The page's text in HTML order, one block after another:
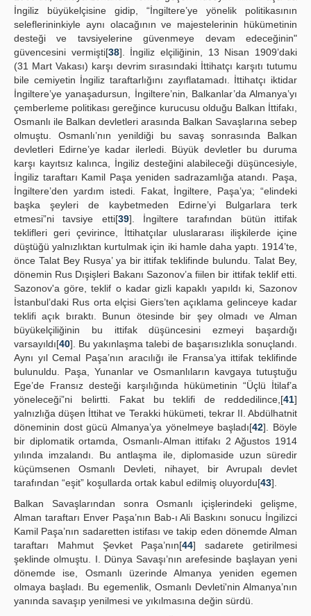
İngiliz büyükelçisine gidip, “İngiltere’ye yönelik politikasının
seleflerininkiyle aynı olacağının ve majestelerinin hükümetinin
desteği ve tavsiyelerine güvenmeye devam edeceğinin"
güvencesini vermişti[38]. İngiliz elçiliğinin, 13 Nisan 1909’daki
(31 Mart Vakası) karşı devrim sırasındaki İttihatçı karşıtı tutumu
bile cemiyetin İngiliz taraftarlığını zayıflatamadı. İttihatçı iktidar
İngiltere’ye yanaşadursun, İngiltere’nin, Balkanlar’da Almanya’yı
çemberleme politikası gereğince kurucusu olduğu Balkan İttifakı,
Osmanlı ile Balkan devletleri arasında Balkan Savaşlarına sebep
olmuştu. Osmanlı’nın yenildiği bu savaş sonrasında Balkan
devletleri Edirne’ye kadar ilerledi. Büyük devletler bu duruma
karşı kayıtsız kalınca, İngiliz desteğini alabileceği düşüncesiyle,
İngiliz taraftarı Kamil Paşa yeniden sadrazamlığa atandı. Paşa,
İngiltere’den yardım istedi. Fakat, İngiltere, Paşa’ya; “elindeki
başka şeyleri de kaybetmeden Edirne’yi Bulgarlara terk
etmesi”ni tavsiye etti[39]. İngiltere tarafından bütün ittifak
teklifleri geri çevirince, İttihatçılar uluslararası ilişkilerde içine
düştüğü yalnızlıktan kurtulmak için iki hamle daha yaptı. 1914’te,
önce Talat Bey Rusya’ ya bir ittifak teklifinde bulundu. Talat Bey,
dönemin Rus Dışişleri Bakanı Sazonov’a fiilen bir ittifak teklif etti.
Sazonov'a göre, teklif o kadar gizli kapaklı yapıldı ki, Sazonov
İstanbul’daki Rus orta elçisi Giers’ten açıklama gelinceye kadar
teklifi açık bıraktı. Bunun ötesinde bir şey olmadı ve Alman
büyükelçiliğinin bu ittifak düşüncesini ezmeyi başardığı
varsayıldı[40]. Bu yakınlaşma talebi de başarısızlıkla sonuçlandı.
Aynı yıl Cemal Paşa’nın aracılığı ile Fransa’ya ittifak teklifinde
bulunuldu. Paşa, Yunanlar ve Osmanlıların kavgaya tutuştuğu
Ege’de Fransız desteği karşılığında hükümetinin “Üçlü İtilaf’a
yöneleceği”ni belirtti. Fakat bu teklifi de reddedilince,[41]
yalnızlığa düşen İttihat ve Terakki hükümeti, tekrar II. Abdülhatnit
döneminin dost gücü Almanya’ya yönelmeye başladı[42]. Böyle
bir diplomatik ortamda, Osmanlı-Alman ittifakı 2 Ağustos 1914
yılında imzalandı. Bu antlaşma ile, diplomaside uzun süredir
küçümsenen Osmanlı Devleti, nihayet, bir Avrupalı devlet
tarafından “eşit” koşullarda ortak kabul edilmiş oluyordu[43].
Balkan Savaşlarından sonra Osmanlı içişlerindeki gelişme,
Alman taraftarı Enver Paşa’nın Bab-ı Ali Baskını sonucu İngilizci
Kamil Paşa’nın sadaretten istifası ve takip eden dönemde Alman
taraftarı Mahmut Şevket Paşa’nın[44] sadarete getirilmesi
şeklinde olmuştu. I. Dünya Savaşı’nın arefesinde başlayan yeni
dönemde ise, Osmanlı üzerinde Almanya yeniden egemen
olmaya başladı. Bu egemenlik, Osmanlı Devleti'nin Almanya’nın
yanında savaşıp yenilmesi ve yıkılmasına değin sürdü.